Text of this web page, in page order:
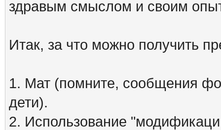
здравым смыслом и своим
Итак, за что можно получить
1. Мат (помните, сообщения
дети).
2. Использование